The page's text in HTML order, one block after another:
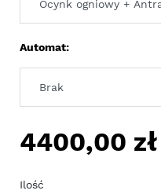
Automat:
4400,00 zł
Ilość